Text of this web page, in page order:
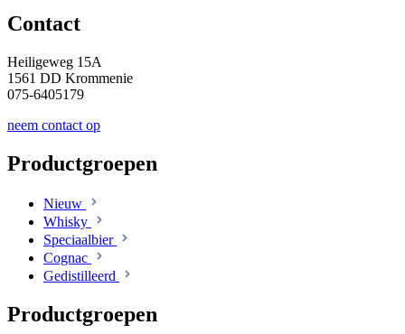
Contact
Heiligeweg 15A
1561 DD Krommenie
075-6405179
neem contact op
Productgroepen
Nieuw
Whisky
Speciaalbier
Cognac
Gedistilleerd
Productgroepen